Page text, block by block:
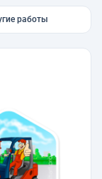
работы